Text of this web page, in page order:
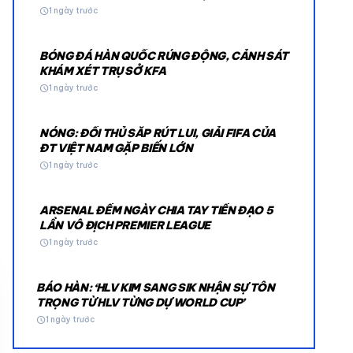
© 2026 TT24H
schedule1 ngày trước
BÓNG ĐÁ HÀN QUỐC RÚNG ĐỘNG, CẢNH SÁT
KHÁM XÉT TRỤ SỞ KFA
schedule1 ngày trước
NÓNG: ĐỐI THỦ SẮP RÚT LUI, GIẢI FIFA CỦA
ĐT VIỆT NAM GẶP BIẾN LỚN
schedule1 ngày trước
ARSENAL ĐẾM NGÀY CHIA TAY TIỀN ĐẠO 5
LẦN VÔ ĐỊCH PREMIER LEAGUE
schedule1 ngày trước
BÁO HÀN: ‘HLV KIM SANG SIK NHẬN SỰ TÔN
TRỌNG TỪ HLV TỪNG DỰ WORLD CUP’
schedule1 ngày trước